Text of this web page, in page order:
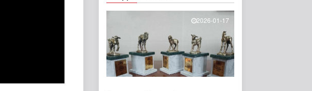
Монелийн гудамжны
авто замыг өнөөдрөөс
Нийгэм
49 минутын өмнө
Орон сууцны залиланд
3613 иргэн өртөж, 118
тэрбу..
2026-01-17